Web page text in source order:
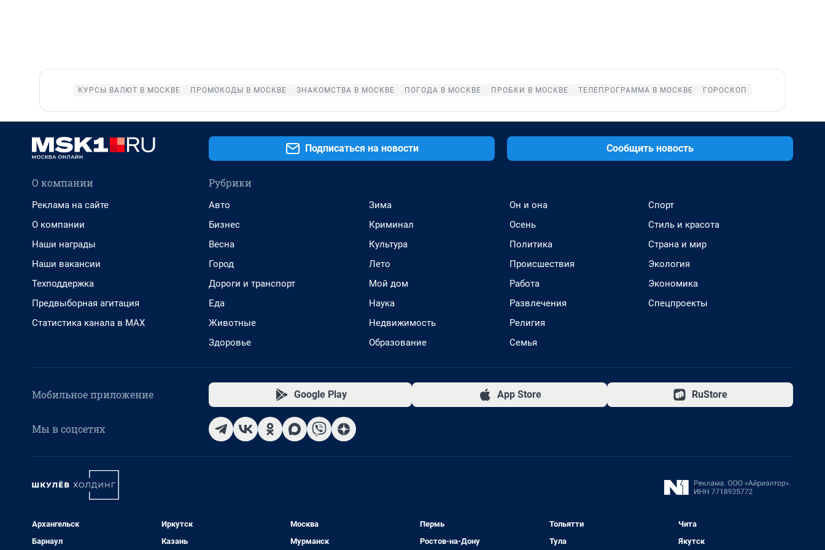
КУРСЫ ВАЛЮТ В МОСКВЕ ПРОМОКОДЫ В МОСКВЕ ЗНАКОМСТВА В МОСКВЕ ПОГОДА В МОСКВЕ ПРОБКИ В МОСКВЕ ТЕЛЕПРОГРАММА В МОСКВЕ ГОРОСКОП
Подписаться на новости Сообщить новость
О компании
Реклама на сайте
О компании
Наши награды
Наши вакансии
Техподдержка
Предвыборная агитация
Статистика канала в MAX
Рубрики
Авто
Бизнес
Весна
Город
Дороги и транспорт
Еда
Животные
Здоровье
Зима
Криминал
Культура
Лето
Мой дом
Наука
Недвижимость
Образование
Он и она
Осень
Политика
Происшествия
Работа
Развлечения
Религия
Семья
Спорт
Стиль и красота
Страна и мир
Экология
Экономика
Спецпроекты
Мобильное приложение Google Play App Store RuStore
Мы в соцсетях
Архангельск
Барнаул
Иркутск
Казань
Москва
Мурманск
Пермь
Ростов-на-Дону
Тольятти
Тула
Чита
Якутск